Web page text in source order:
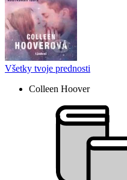
Všetky tvoje prednosti
Colleen Hoover